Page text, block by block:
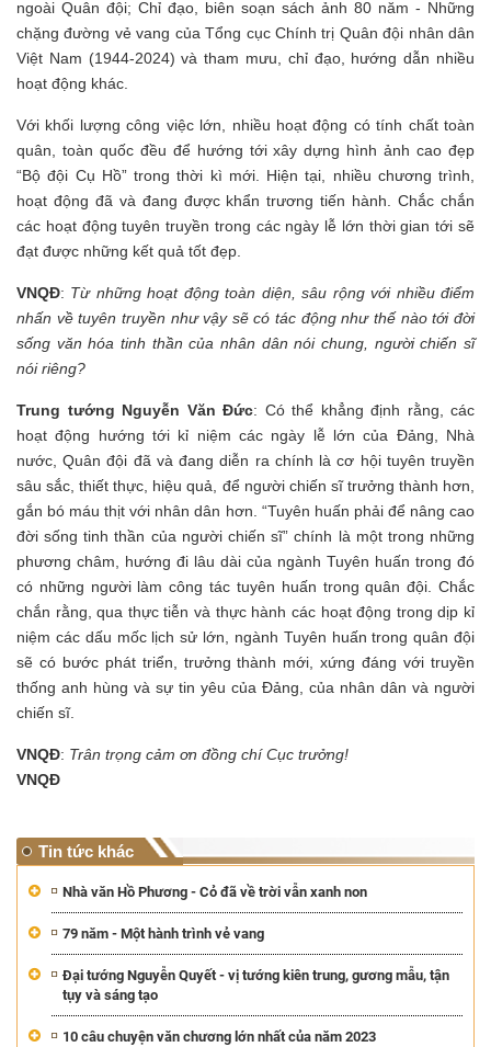
ngoài Quân đội; Chỉ đạo, biên soạn sách ảnh 80 năm - Những
chặng đường vẻ vang của Tổng cục Chính trị Quân đội nhân dân
Việt Nam (1944-2024) và tham mưu, chỉ đạo, hướng dẫn nhiều
hoạt động khác.
Với khối lượng công việc lớn, nhiều hoạt động có tính chất toàn
quân, toàn quốc đều để hướng tới xây dựng hình ảnh cao đẹp
“Bộ đội Cụ Hồ” trong thời kì mới. Hiện tại, nhiều chương trình,
hoạt động đã và đang được khẩn trương tiến hành. Chắc chắn
các hoạt động tuyên truyền trong các ngày lễ lớn thời gian tới sẽ
đạt được những kết quả tốt đẹp.
VNQĐ: Từ những hoạt động toàn diện, sâu rộng với nhiều điểm
nhấn về tuyên truyền như vậy sẽ có tác động như thế nào tới đời
sống văn hóa tinh thần của nhân dân nói chung, người chiến sĩ
nói riêng?
Trung tướng Nguyễn Văn Đức: Có thể khẳng định rằng, các
hoạt động hướng tới kỉ niệm các ngày lễ lớn của Đảng, Nhà
nước, Quân đội đã và đang diễn ra chính là cơ hội tuyên truyền
sâu sắc, thiết thực, hiệu quả, để người chiến sĩ trưởng thành hơn,
gắn bó máu thịt với nhân dân hơn. “Tuyên huấn phải để nâng cao
đời sống tinh thần của người chiến sĩ” chính là một trong những
phương châm, hướng đi lâu dài của ngành Tuyên huấn trong đó
có những người làm công tác tuyên huấn trong quân đội. Chắc
chắn rằng, qua thực tiễn và thực hành các hoạt động trong dịp kỉ
niệm các dấu mốc lịch sử lớn, ngành Tuyên huấn trong quân đội
sẽ có bước phát triển, trưởng thành mới, xứng đáng với truyền
thống anh hùng và sự tin yêu của Đảng, của nhân dân và người
chiến sĩ.
VNQĐ: Trân trọng cảm ơn đồng chí Cục trưởng!
VNQĐ
Tin tức khác
Nhà văn Hồ Phương - Cỏ đã về trời vẫn xanh non
79 năm - Một hành trình vẻ vang
Đại tướng Nguyễn Quyết - vị tướng kiên trung, gương mẫu, tận
tụy và sáng tạo
10 câu chuyện văn chương lớn nhất của năm 2023